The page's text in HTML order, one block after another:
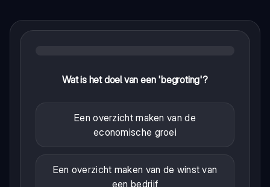
Wat is het doel van een 'begroting'?
Een overzicht maken van de
economische groei
Een overzicht maken van de winst van
een bedrijf